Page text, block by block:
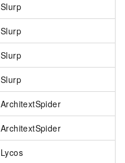
Slurp
Slurp
Slurp
Slurp
ArchitextSpider
ArchitextSpider
Lycos